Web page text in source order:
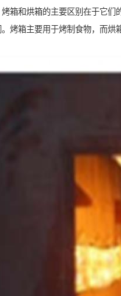
烤箱和烘箱的主要区别在于它们
烤箱主要用于烤制食物，而烘